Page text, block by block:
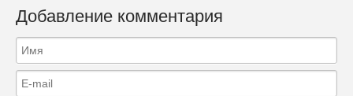
Добавление комментария